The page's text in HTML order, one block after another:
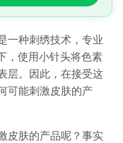
一种刺绣技术，专业
，使用小针头将色素
层。因此，在接受这
可能刺激皮肤的产
皮肤的产品呢？事实